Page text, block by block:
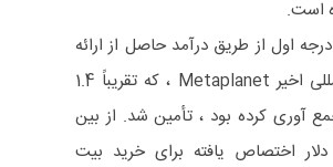
اول از طریق درآمد حاصل از ارائه
سهام بین المللی اخیر Metaplanet ، که تقریباً 1.4
جمع آوری کرده بود ، تأمین شد. از بین
دلار اختصاص یافته برای خرید بیت